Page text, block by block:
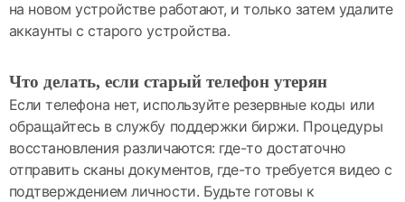
на новом устройстве работают, и только затем удалите
аккаунты с старого устройства.
Что делать, если старый телефон утерян
Если телефона нет, используйте резервные коды или
обращайтесь в службу поддержки биржи. Процедуры
восстановления различаются: где-то достаточно
отправить сканы документов, где-то требуется видео с
подтверждением личности. Будьте готовы к